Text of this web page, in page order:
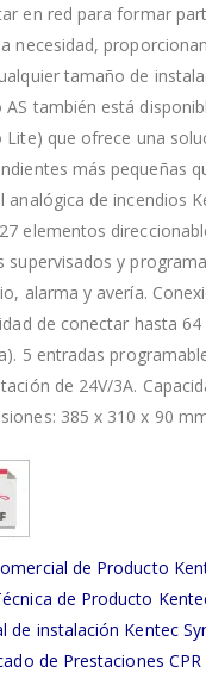
en red para formar
necesidad,
tamaño de
AS también está
Lite) que ofrece una
más pequeñas
analógica de incendios
elementos
supervisados y
alarma y avería.
de conectar hasta
5 entradas
de 24V/3A.
385 x 310 x 90
de Producto
de Producto
de instalación Kentec
de Prestaciones